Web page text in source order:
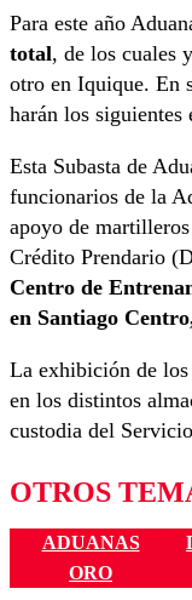
Para este año
total, de los cuales
otro en Iquique. En
harán los
Esta Subasta de
funcionarios de la
apoyo de
Crédito Prendario
Centro de
en Santiago
La exhibición de
en los distintos
custodia del
OTROS
ADUANAS
ORO